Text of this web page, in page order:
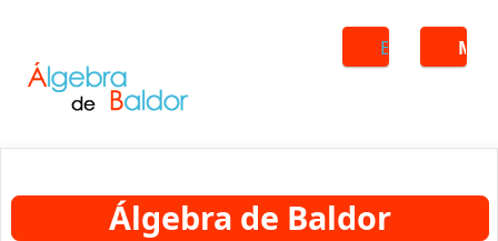
Buscar
Álgebra de Baldor